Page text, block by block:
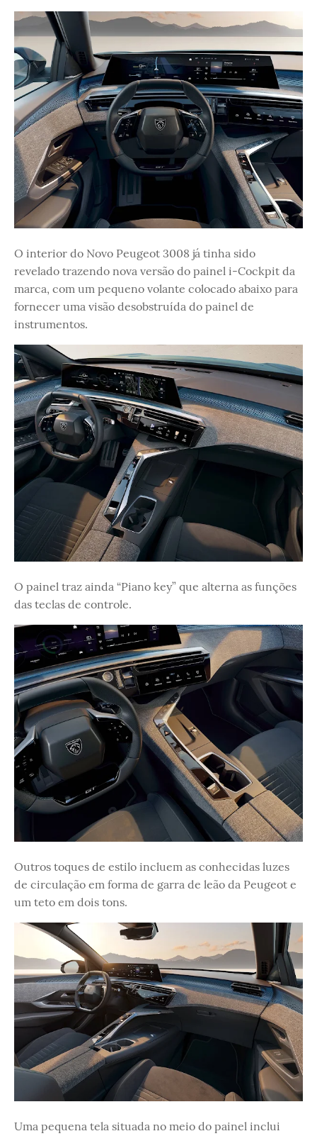
O interior do Novo Peugeot 3008 já tinha sido
revelado trazendo nova versão do painel i-Cockpit da
marca, com um pequeno volante colocado abaixo para
fornecer uma visão desobstruída do painel de
instrumentos.
O painel traz ainda “Piano key” que alterna as funções
das teclas de controle.
Outros toques de estilo incluem as conhecidas luzes
de circulação em forma de garra de leão da Peugeot e
um teto em dois tons.
Uma pequena tela situada no meio do painel inclui